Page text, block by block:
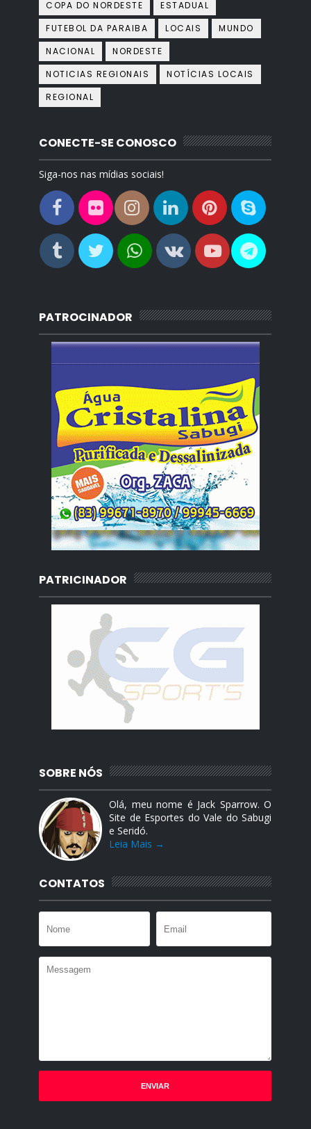
COPA DO NORDESTE
ESTADUAL
FUTEBOL DA PARAIBA
LOCAIS
MUNDO
NACIONAL
NORDESTE
NOTICIAS REGIONAIS
NOTÍCIAS LOCAIS
REGIONAL
CONECTE-SE CONOSCO
Siga-nos nas mídias sociais!
PATROCINADOR
PATRICINADOR
SOBRE NÓS
Olá, meu nome é Jack Sparrow. O
Site de Esportes do Vale do Sabugi
e Seridó.
Leia Mais →
CONTATOS